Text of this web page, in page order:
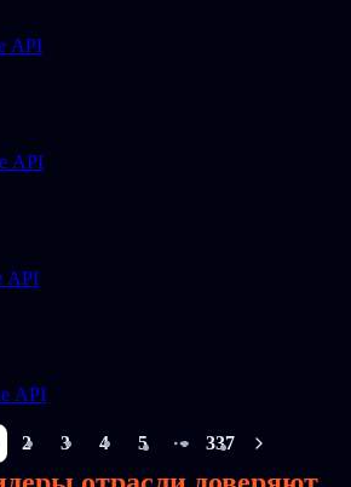
API
API
API
API
2 3 4 5
More pages
337